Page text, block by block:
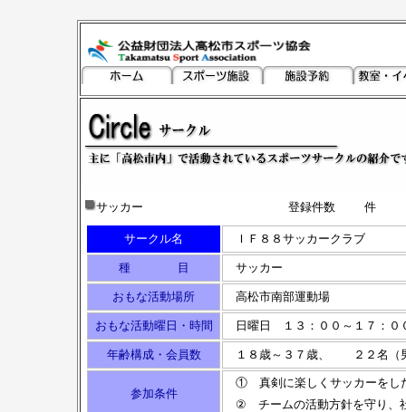
サッカー 登録件数
サークル名 ＩＦ８８サッカークラブ
種 目 サッカー
おもな活動場所 高松市南部運動場
おもな活動曜日・時間 日曜日 １３：００～１７：０
年齢構成・会員数 １８歳～３７歳、 ２２名（
参加条件
① 真剣に楽しくサッカーをし
② チームの活動方針を守り、